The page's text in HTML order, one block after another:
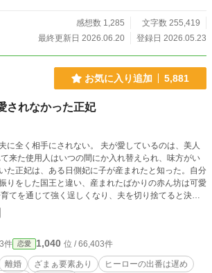
感想数 1,285
文字数 255,419
最終更新日 2026.06.20
登録日 2026.05.23
お気に入り追加 5,881
されなかった正妃
されない。 夫が愛しているのは、美人
た正妃は、ある日側妃に子が産まれたと知った。自分
りをした国王と違い、産まれたばかりの赤ん坊は可愛
表現があります。血縁を重視している世界観のため
肯定するものではありません。不快な表現があればご
件 恋愛 1,040 位 / 66,403件
離婚 ざまぁ要素あり
ヒーローの出番は遅め